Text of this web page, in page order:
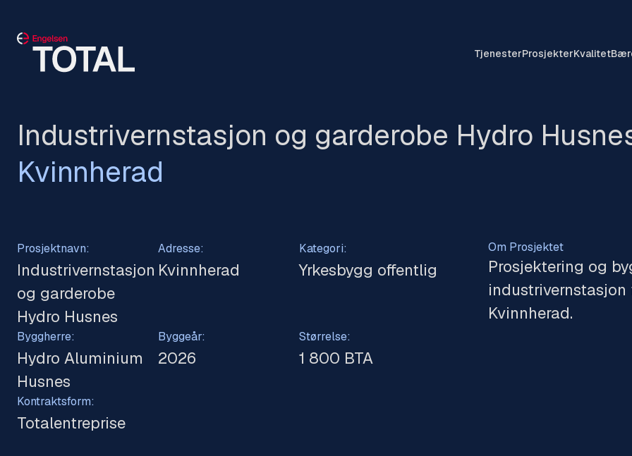
TjenesterProsjekterKvalitet
Industrivernstasjon og garderobe Hydro
Kvinnherad
Prosjektnavn:
Industrivernstasjon
og garderobe
Hydro Husnes
Adresse:
Kvinnherad
Kategori:
Yrkesbygg offentlig
Byggherre:
Hydro Aluminium
Husnes
Byggeår:
2026
Størrelse:
1 800 BTA
Kontraktsform:
Totalentreprise
Om Prosjektet
Prosjektering og
Kvinnherad.